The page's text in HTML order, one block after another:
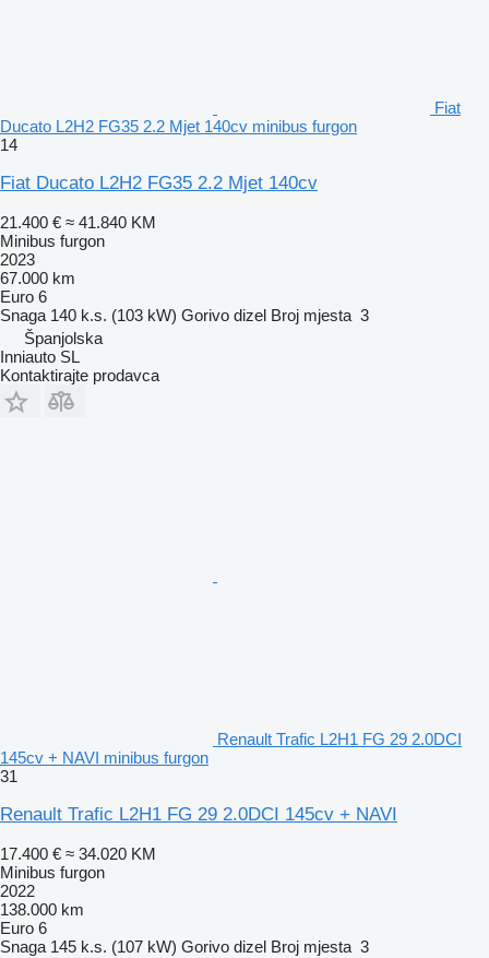
Fiat
Ducato L2H2 FG35 2.2 Mjet 140cv minibus furgon
14
Fiat Ducato L2H2 FG35 2.2 Mjet 140cv
21.400 € ≈ 41.840 KM
Minibus furgon
2023
67.000 km
Euro 6
Snaga 140 k.s. (103 kW) Gorivo dizel Broj mjesta 3
Španjolska
Inniauto SL
Kontaktirajte prodavca
Renault Trafic L2H1 FG 29 2.0DCI
145cv + NAVI minibus furgon
31
Renault Trafic L2H1 FG 29 2.0DCI 145cv + NAVI
17.400 € ≈ 34.020 KM
Minibus furgon
2022
138.000 km
Euro 6
Snaga 145 k.s. (107 kW) Gorivo dizel Broj mjesta 3